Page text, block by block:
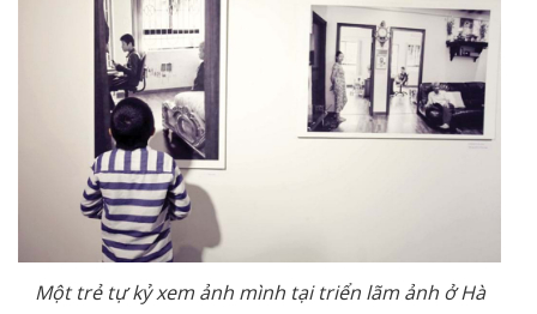
Một trẻ tự kỷ xem ảnh mình tại triển lãm ảnh ở Hà